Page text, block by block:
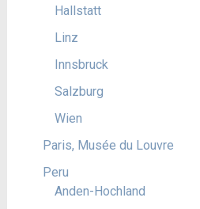
Hallstatt
Linz
Innsbruck
Salzburg
Wien
Paris, Musée du Louvre
Peru
Anden-Hochland